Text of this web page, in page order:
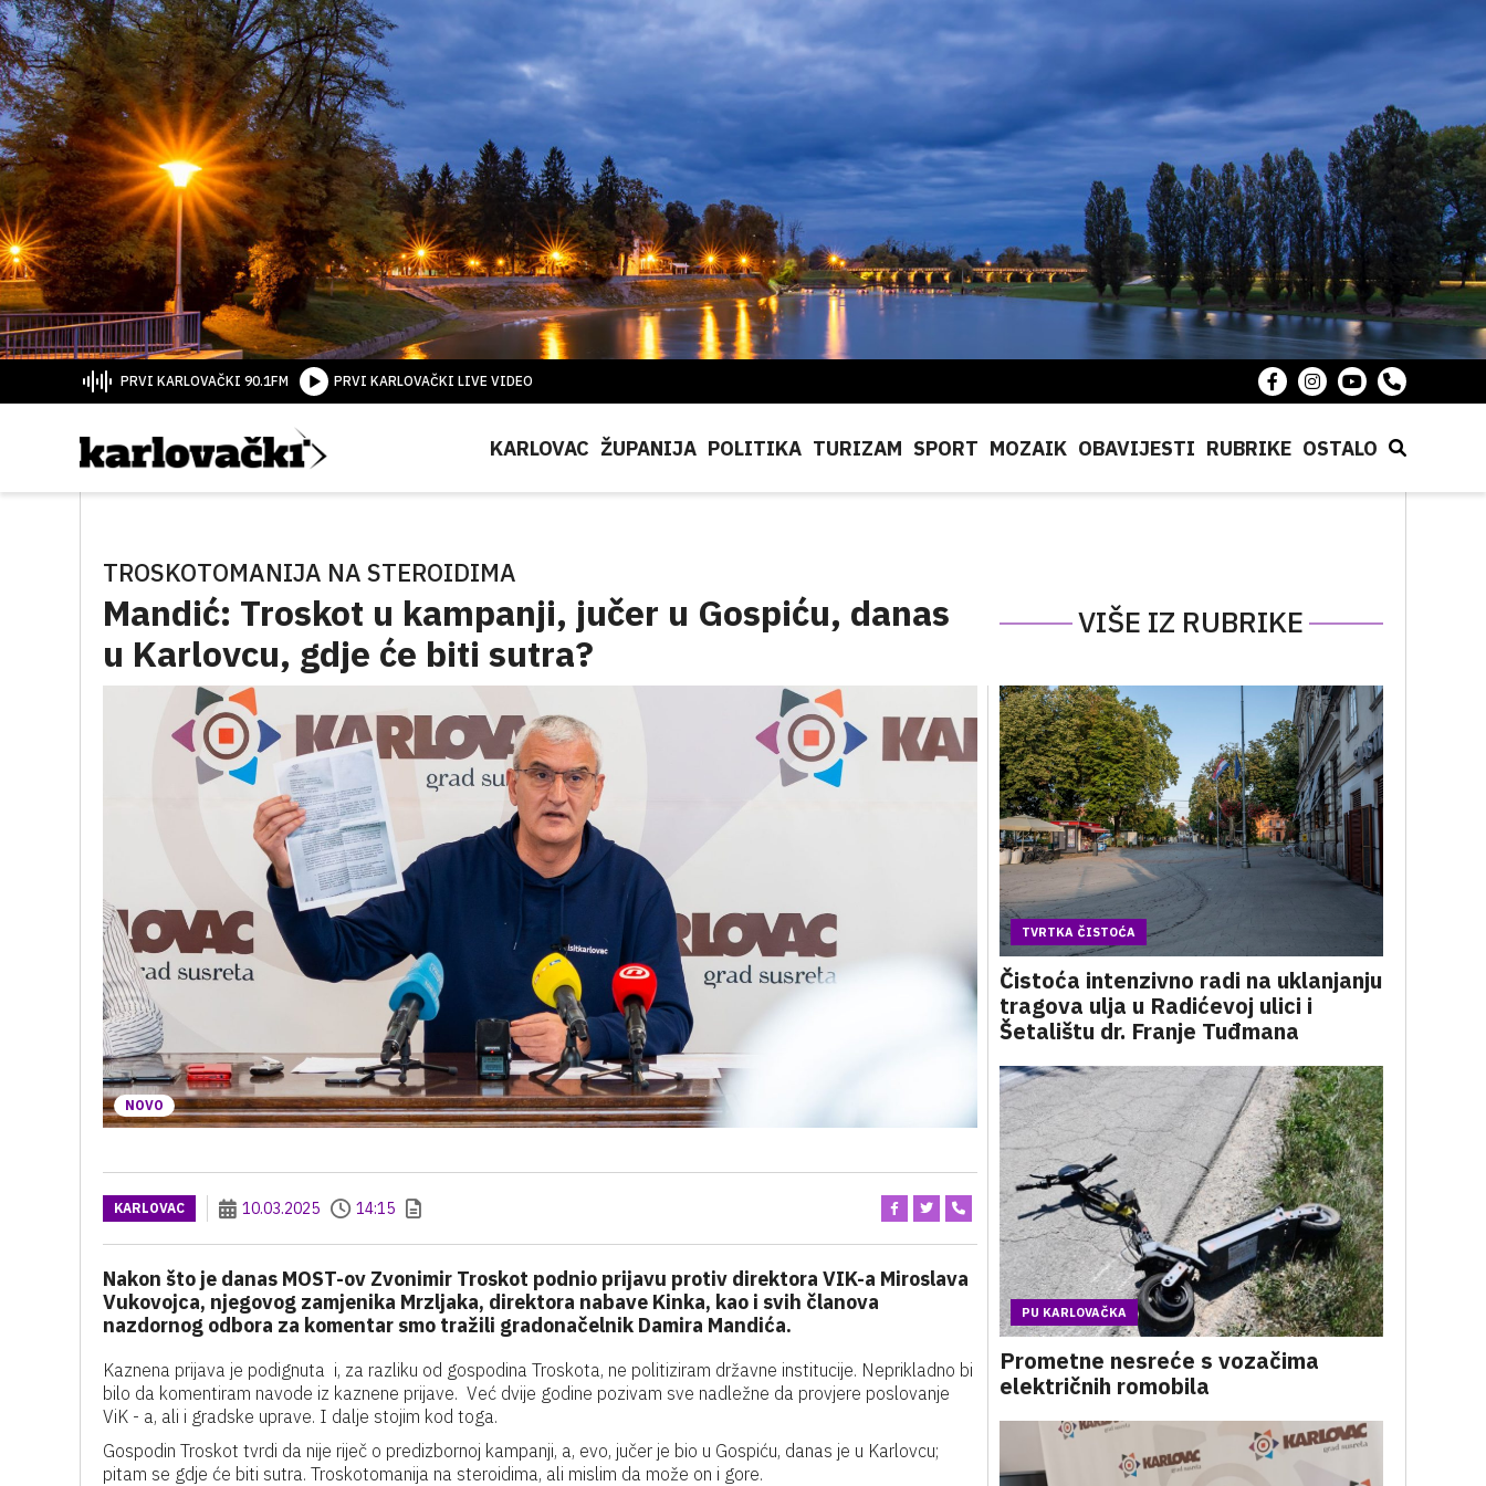
PRVI KARLOVAČKI 90.1FM PRVI KARLOVAČKI LIVE VIDEO
KARLOVAC ŽUPANIJA POLITIKA TURIZAM SPORT MOZAIK OBAVIJESTI RUBRIKE OSTALO
TROSKOTOMANIJA NA STEROIDIMA
Mandić: Troskot u kampanji, jučer u Gospiću, danas
u Karlovcu, gdje će biti sutra?
VIŠE IZ RUBRIKE
NOVO
KARLOVAC 10.03.2025 14:15
Nakon što je danas MOST-ov Zvonimir Troskot podnio prijavu protiv direktora VIK-a Miroslava
Vukovojca, njegovog zamjenika Mrzljaka, direktora nabave Kinka, kao i svih članova
nazdornog odbora za komentar smo tražili gradonačelnik Damira Mandića.
Kaznena prijava je podignuta i, za razliku od gospodina Troskota, ne politiziram državne institucije. Neprikladno bi
bilo da komentiram navode iz kaznene prijave. Već dvije godine pozivam sve nadležne da provjere poslovanje
ViK - a, ali i gradske uprave. I dalje stojim kod toga.
Gospodin Troskot tvrdi da nije riječ o predizbornoj kampanji, a, evo, jučer je bio u Gospiću, danas je u Karlovcu;
pitam se gdje će biti sutra. Troskotomanija na steroidima, ali mislim da može on i gore.
TVRTKA ČISTOĆA
Čistoća intenzivno radi na uklanjanju
tragova ulja u Radićevoj ulici i
Šetalištu dr. Franje Tuđmana
PU KARLOVAČKA
Prometne nesreće s vozačima
električnih romobila